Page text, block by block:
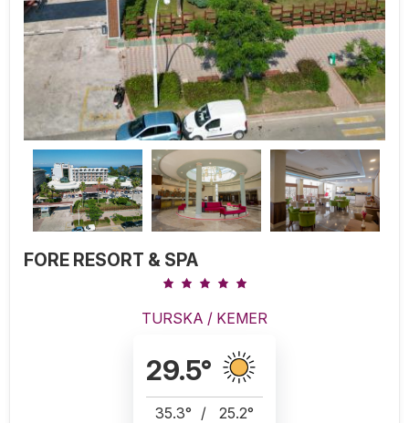
FORE RESORT & SPA
TURSKA / KEMER
29.5°
35.3° / 25.2°